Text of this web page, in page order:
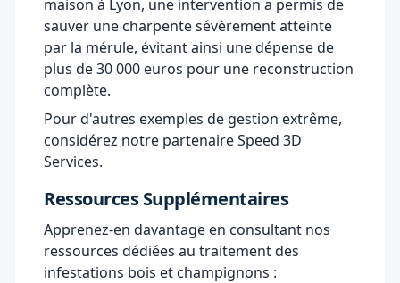
maison à Lyon, une intervention a permis de
sauver une charpente sévèrement atteinte
par la mérule, évitant ainsi une dépense de
plus de 30 000 euros pour une reconstruction
complète.
Pour d'autres exemples de gestion extrême,
considérez notre partenaireSpeed 3D
Services.
Ressources Supplémentaires
Apprenez-en davantage en consultant nos
ressources dédiées au traitement des
infestations bois et champignons :